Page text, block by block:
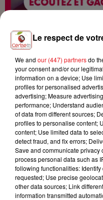
ÉCOUTEZ CERISE FM ET
ROOM ENTRE...
TITRES DIFFUSÉS
Le respect de
We and our (447) partnersdo
your consent and/or our
information on a device; Use
profiles for personalised
advertising; Measure
performance; Understand
of data from different sources;
profiles to personalise content;
content; Use limited data to
detect fraud, and fix errors;
Save and communicate
process personal data such as
following functionalities:
requested; Use precise
other data sources; Link
information transmitted